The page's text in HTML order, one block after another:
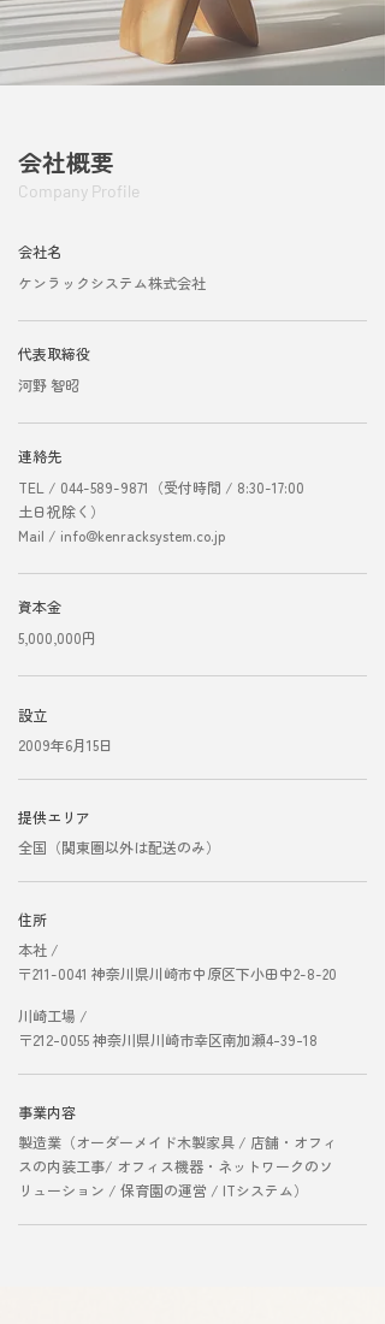
会社概要
Company Profile
会社名
ケンラックシステム株式会社
代表取締役
河野 智昭
連絡先
TEL / 044-589-9871 （受付時間 / 8:30-17:00
土日祝除く）
Mail / info@kenracksystem.co.jp
資本金
5,000,000円
設立
2009年6月15日
提供エリア
全国（関東圏以外は配送のみ）
住所
本社 /
〒211-0041 神奈川県川崎市中原区下小田中2-8-20
川崎工場 /
〒212-0055 神奈川県川崎市幸区南加瀬4-39-18
事業内容
製造業（オーダーメイド木製家具 / 店舗・オフィ
スの内装工事/ オフィス機器・ネットワークのソ
リューション / 保育園の運営 / ITシステム）